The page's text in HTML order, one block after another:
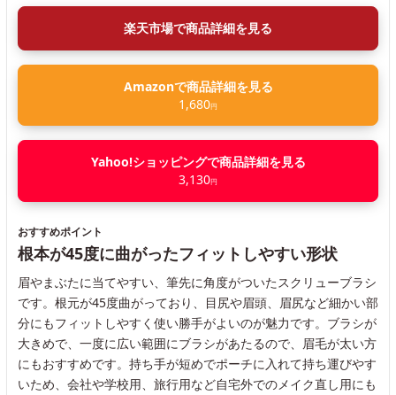
楽天市場で商品詳細を見る
Amazonで商品詳細を見る
1,680円
Yahoo!ショッピングで商品詳細を見る
3,130円
おすすめポイント
根本が45度に曲がったフィットしやすい形状
眉やまぶたに当てやすい、筆先に角度がついたスクリューブラシ
です。根元が45度曲がっており、目尻や眉頭、眉尻など細かい部
分にもフィットしやすく使い勝手がよいのが魅力です。ブラシが
大きめで、一度に広い範囲にブラシがあたるので、眉毛が太い方
にもおすすめです。持ち手が短めでポーチに入れて持ち運びやす
いため、会社や学校用、旅行用など自宅外でのメイク直し用にも